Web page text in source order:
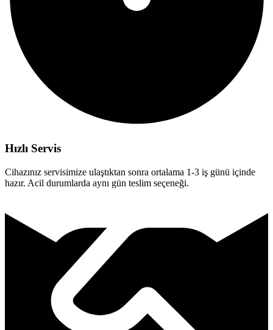
Hızlı Servis
Cihazınız servisimize ulaştıktan sonra ortalama 1-3 iş günü içinde
hazır. Acil durumlarda aynı gün teslim seçeneği.